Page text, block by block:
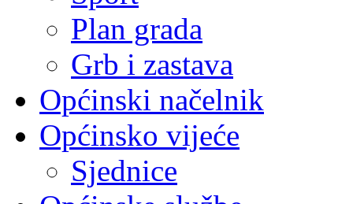
Plan grada
Grb i zastava
Općinski načelnik
Općinsko vijeće
Sjednice